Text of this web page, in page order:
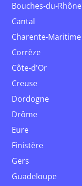
Bouches-du-Rhône
Cantal
Charente-Maritime
Corrèze
Côte-d'Or
Creuse
Dordogne
Drôme
Eure
Finistère
Gers
Guadeloupe